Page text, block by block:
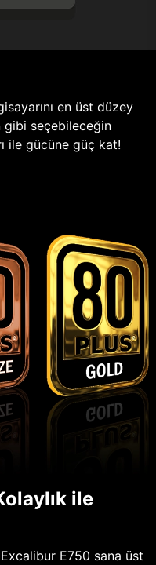
en üst düzey
gibi seçebileceğin
ile gücüne güç kat!
ile
E750 sana üst